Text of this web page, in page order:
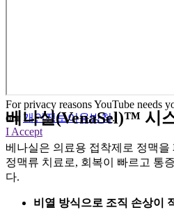
For privacy reasons YouTube needs
our개인정보이용방침.
I Accept
베나실(VenaSel)™ 시
베나실은 의료용 접착제로 정맥을
정맥류 치료로, 회복이 빠르고 통
다.
비열 방식으로 조직 손상이